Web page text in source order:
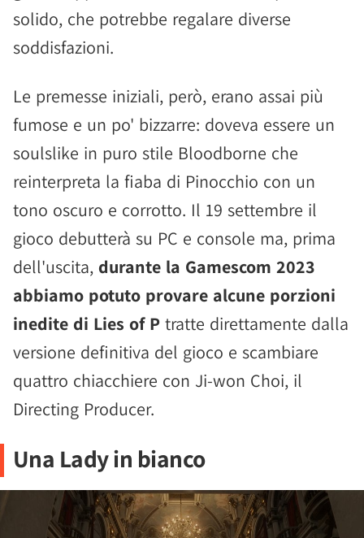
solido, che potrebbe regalare diverse
soddisfazioni.
Le premesse iniziali, però, erano assai più
fumose e un po' bizzarre: doveva essere un
soulslike in puro stile Bloodborne che
reinterpreta la fiaba di Pinocchio con un
tono oscuro e corrotto. Il 19 settembre il
gioco debutterà su PC e console ma, prima
dell'uscita, durante la Gamescom 2023
abbiamo potuto provare alcune porzioni
inedite di Lies of P tratte direttamente dalla
versione definitiva del gioco e scambiare
quattro chiacchiere con Ji-won Choi, il
Directing Producer.
Una Lady in bianco